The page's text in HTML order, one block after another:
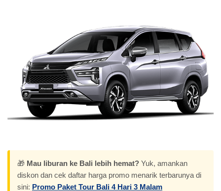
🎁 Mau liburan ke Bali lebih hemat? Yuk, amankan
diskon dan cek daftar harga promo menarik terbarunya di
sini: Promo Paket Tour Bali 4 Hari 3 Malam